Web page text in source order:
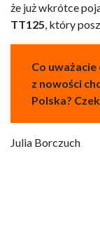
że już wkrótce
TT125, który
Co
z nowości
Polska?
Julia Borczuch